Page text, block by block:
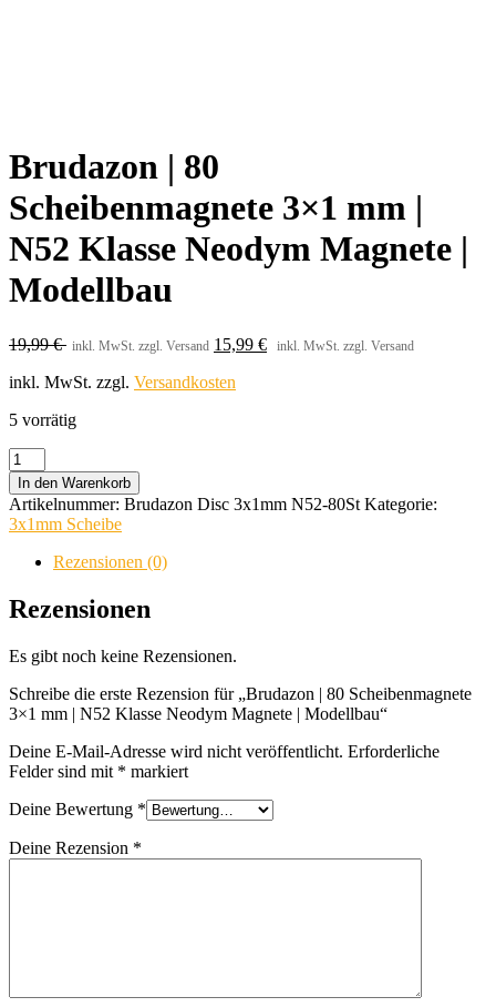
Brudazon | 80
Scheibenmagnete 3×1 mm |
N52 Klasse Neodym Magnete |
Modellbau
19,99€ inkl. MwSt. zzgl. Versand 15,99 € inkl. MwSt. zzgl. Versand
inkl. MwSt. zzgl. Versandkosten
5 vorrätig
Brudazon
|
80
Scheibenmagnete
3x1
N52
Klasse
Magnete
Modellbau
Menge
In den Warenkorb
Artikelnummer: Brudazon Disc 3x1mm N52-80St Kategorie:
3x1mm Scheibe
Rezensionen (0)
Rezensionen
Es gibt noch keine Rezensionen.
Schreibe die erste Rezension für „Brudazon | 80 Scheibenmagnete
3×1 mm | N52 Klasse Neodym Magnete | Modellbau“
Deine E-Mail-Adresse wird nicht veröffentlicht. Erforderliche
Felder sind mit * markiert
Deine Bewertung *
Deine Rezension *